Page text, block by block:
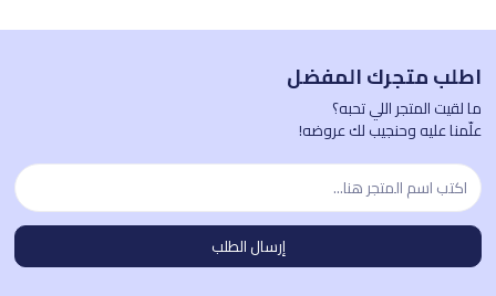
اطلب متجرك المفضل
ما لقيت المتجر اللي تحبه؟
علّمنا عليه وحنجيب لك عروضه!